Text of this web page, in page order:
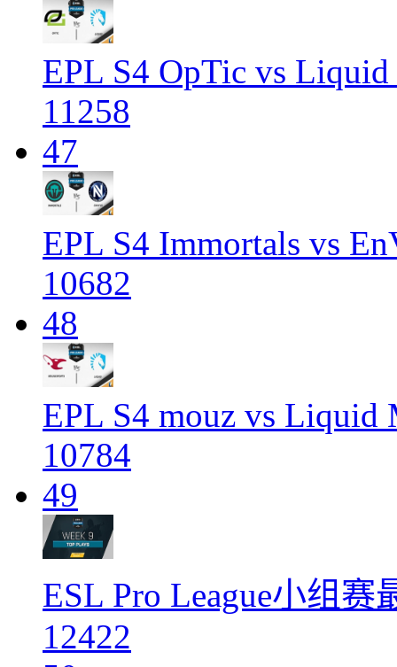
EPL S4 OpTic vs Liquid
11258
47
EPL S4 Immortals vs
10682
48
EPL S4 mouz vs Liquid
10784
49
ESL Pro League小组赛
12422